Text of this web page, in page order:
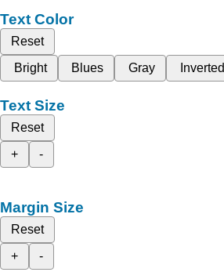
Text Color
Reset
Bright
Blues Gray Inverted
Text Size
Reset
+
-
Margin Size
Reset
+
-